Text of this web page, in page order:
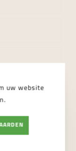
uw website